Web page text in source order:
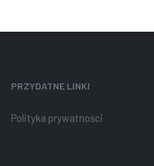
PRZYDATNE LINKI
Polityka prywatności